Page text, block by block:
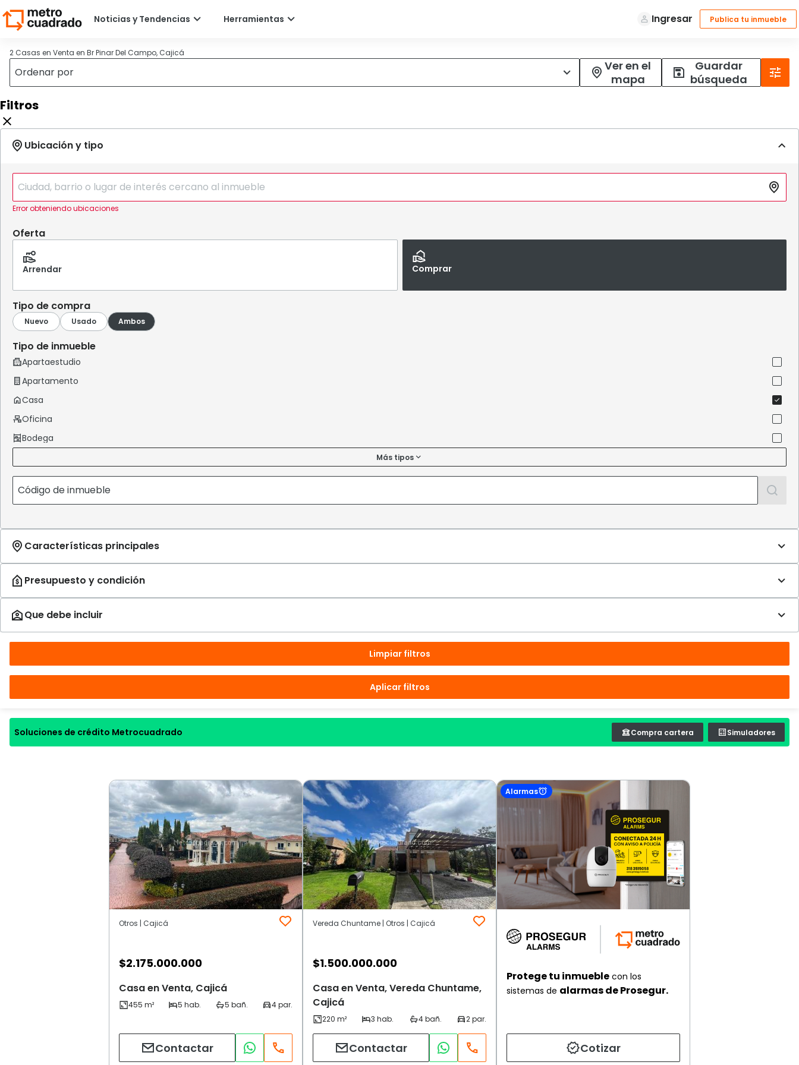
2 Casas en Venta en Br Pinar Del Campo, Cajicá
Ver en el
mapa
Guardar
búsqueda
Filtros
Error obteniendo ubicaciones
Oferta
Arrendar Comprar
Tipo de compra
Tipo de inmueble
Más tipos
Limpiar filtros
Aplicar filtros
Soluciones de crédito Metrocuadrado Compra cartera Simuladores
Otros | Cajicá
$2.175.000.000
Casa en Venta, Cajicá
Contactar
Vereda Chuntame | Otros | Cajicá
$1.500.000.000
Casa en Venta, Vereda Chuntame,
Cajicá
Contactar
Alarmas
Protege tu inmueble con los
sistemas de alarmas de Prosegur.
Cotizar